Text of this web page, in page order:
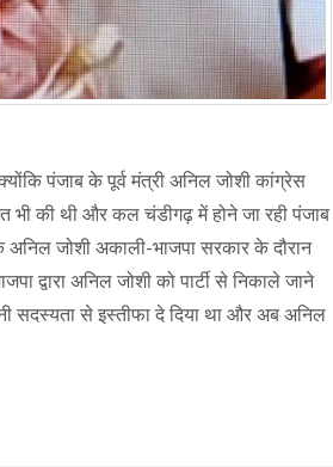
पंजाब के पूर्व मंत्री अनिल जोशी कांग्रेस
भी की थी और कल चंडीगढ़ में होने जा रही पंजाब
जोशी अकाली-भाजपा सरकार के दौरान
द्वारा अनिल जोशी को पार्टी से निकाले जाने
सदस्यता से इस्तीफा दे दिया था और अब अनिल